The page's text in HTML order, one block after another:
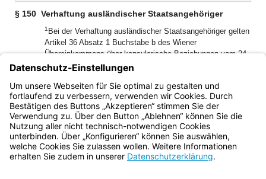
§ 150 Verhaftung ausländischer Staatsangehöriger
1 Bei der Verhaftung ausländischer Staatsangehöriger gelten
Artikel 36 Absatz 1 Buchstabe b des Wiener
Übereinkommens über konsularische Beziehungen vom 24.
April 1963 (BGBl. 1969 II S. 1585, 1587) und die dazu
ergangenen besonderen landesspezifischen Regelungen.
2Die Belehrungs- und Benachrichtigungspflicht obliegt dem
Gerichtsvollzieher in den Fällen der §§ 145 bis 149.
Bayern.de
BayernPortal